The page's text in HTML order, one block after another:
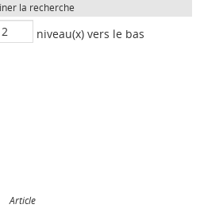
la recherche
niveau(x) vers le bas
Article